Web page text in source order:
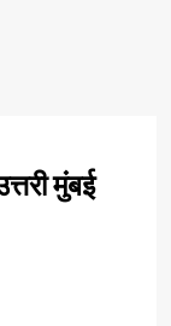
मुंबई